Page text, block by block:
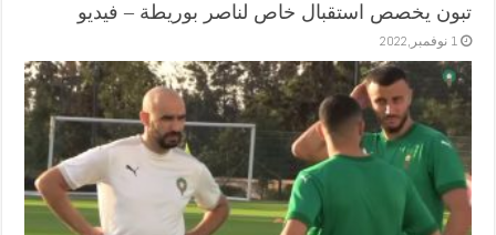
تبون يخصص استقبال خاص لناصر بوريطة – فيديو
1 نوفمبر,2022